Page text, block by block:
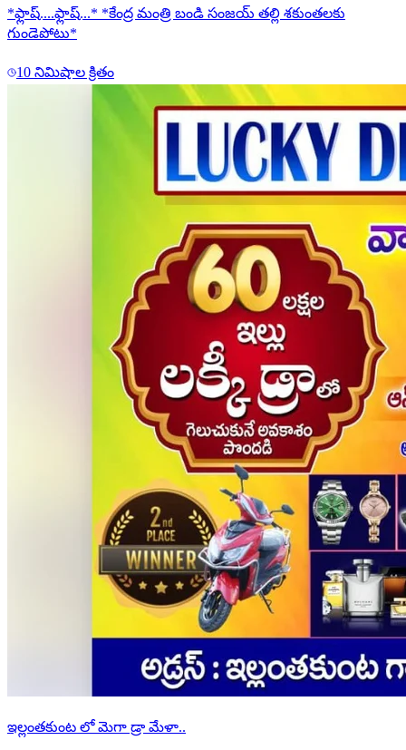
*ఫ్లాష్....ఫ్లాష్...* *కేంద్ర మంత్రి బండి సంజయ్ తల్లి శకుంతలకు
గుండెపోటు*
10 నిమిషాల క్రితం
ఇల్లంతకుంట లో మెగా డ్రా మేళా..